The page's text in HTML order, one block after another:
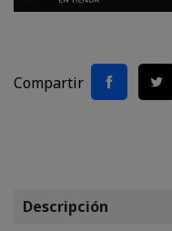
Compartir
Descripción